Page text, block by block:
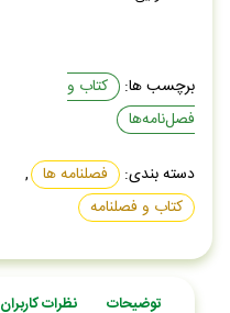
برچسب ها:
کتاب و
فصل‌نامه‌ها
دسته بندی: فصلنامه ها ,
کتاب و فصلنامه
توضیحات نظرات کاربران